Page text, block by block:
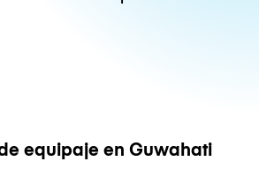
equipaje en Guwahati